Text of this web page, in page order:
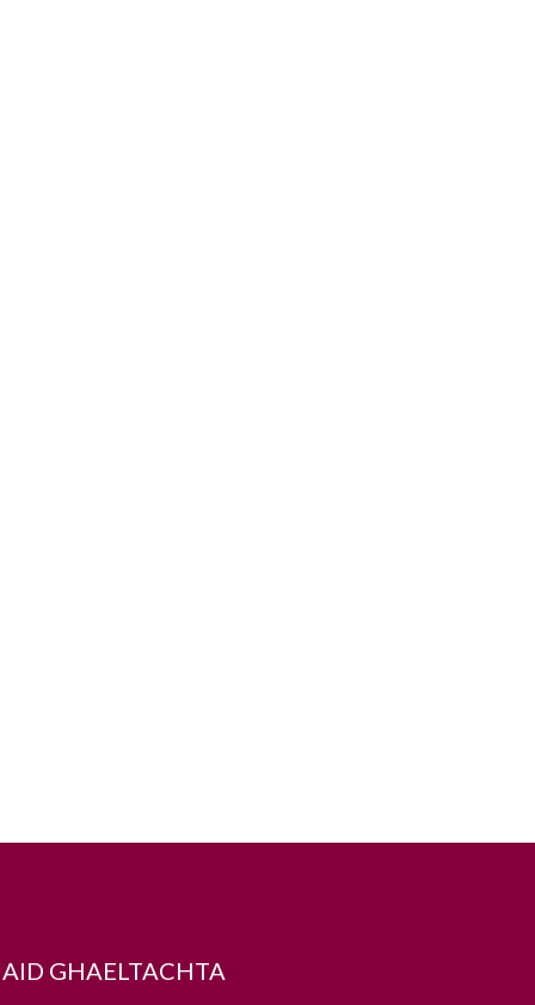
GHAELTACHTA